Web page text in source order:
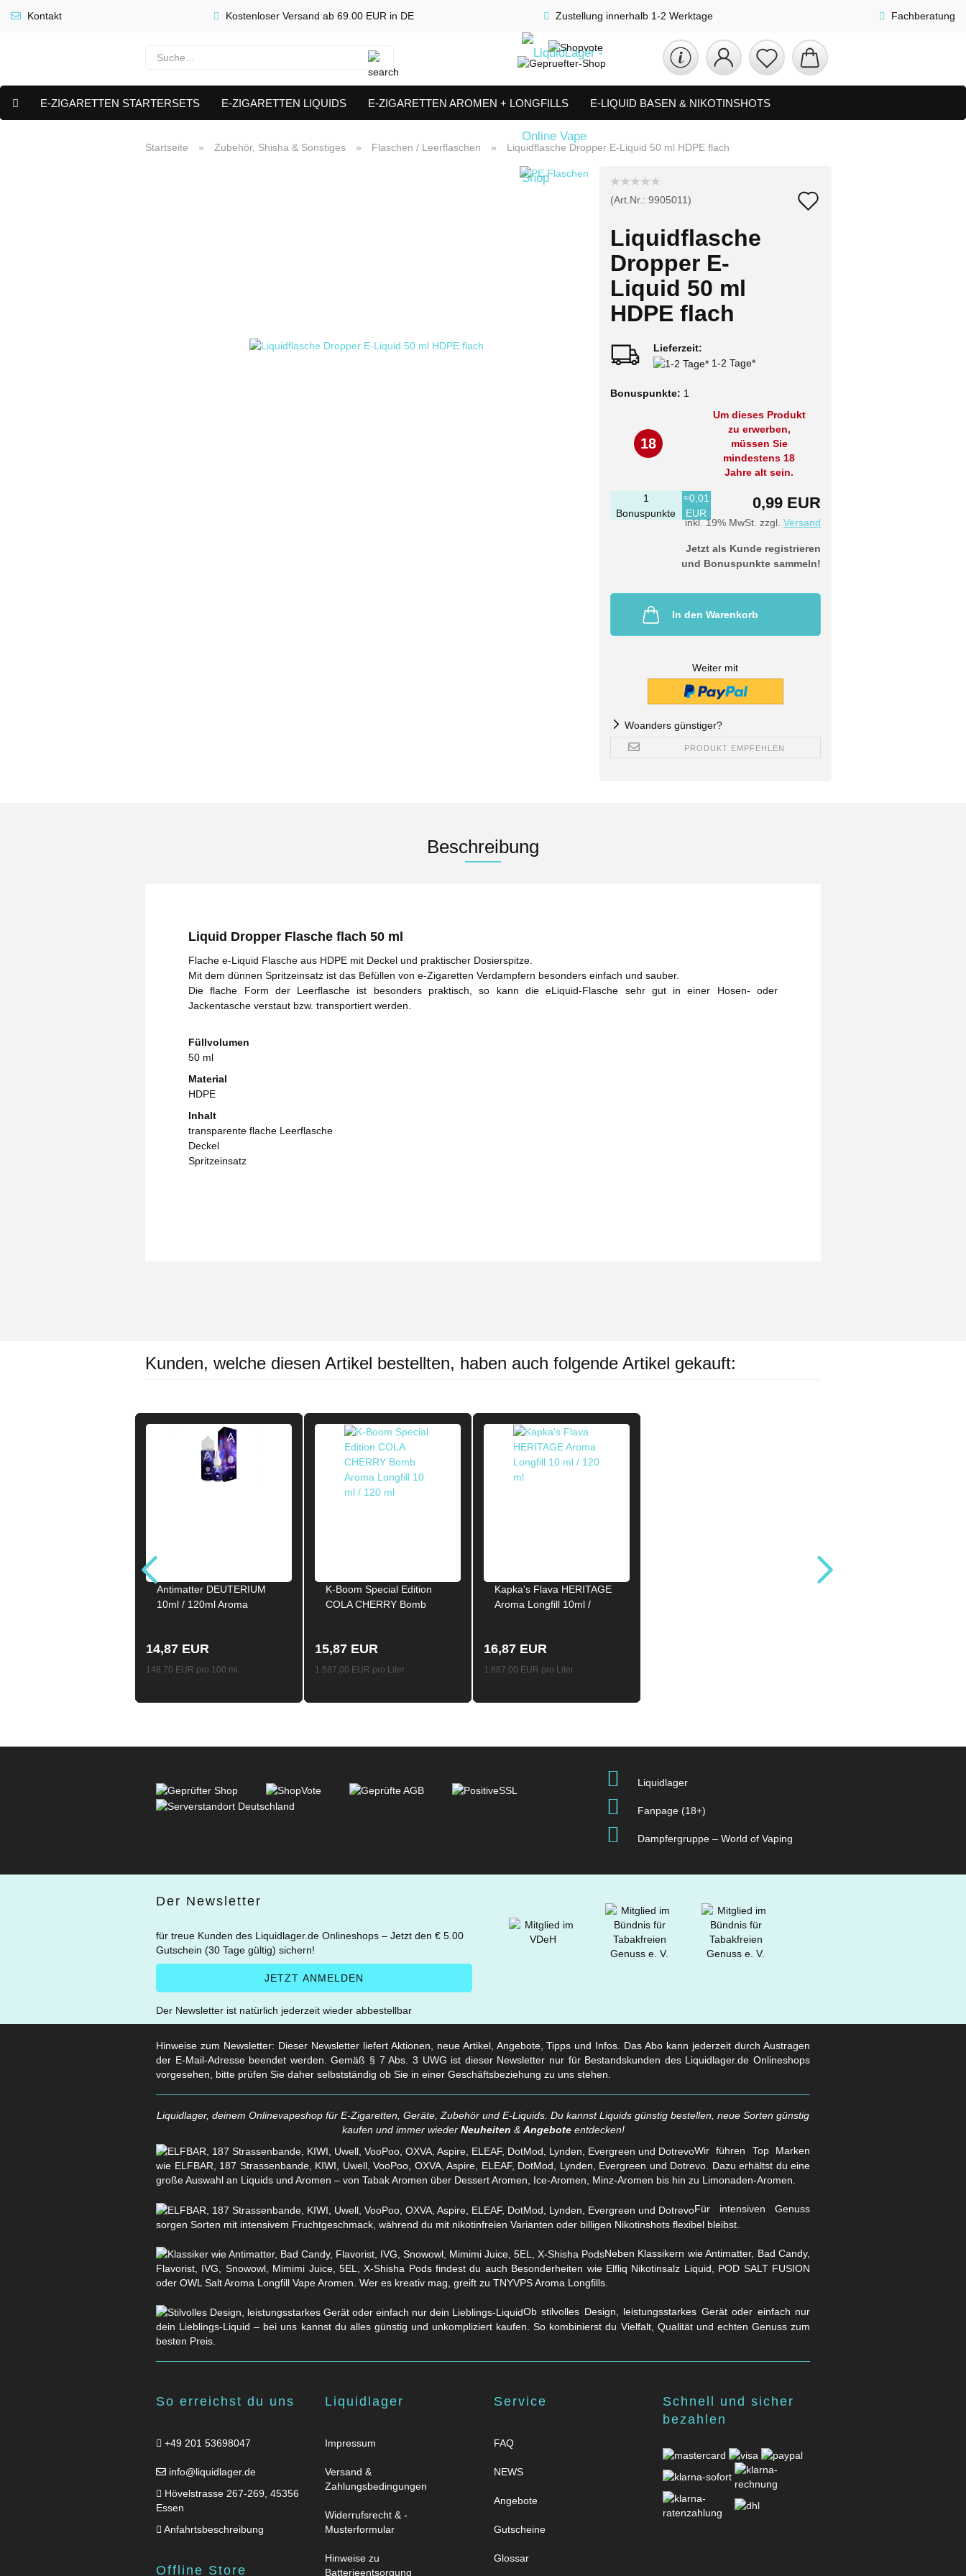
Kontakt Kostenloser Versand ab 69.00 EUR in DE Zustellung innerhalb 1-2 Werktage Fachberatung
E-ZIGARETTEN STARTERSETS E-ZIGARETTEN LIQUIDS E-ZIGARETTEN AROMEN + LONGFILLS E-LIQUID BASEN & NIKOTINSHOTS
VERDAMPFER & COILS AKKUTRÄGER & SETS
Startseite » Zubehör, Shisha & Sonstiges » Flaschen / Leerflaschen » Liquidflasche Dropper E-Liquid 50 ml HDPE flach
(Art.Nr.: 9905011)
Liquidflasche
Dropper E-
Liquid 50 ml
HDPE flach
Lieferzeit:
1-2 Tage*
Bonuspunkte: 1
18
Um dieses Produkt
zu erwerben,
müssen Sie
mindestens 18
Jahre alt sein.
0,99 EUR
inkl. 19% MwSt. zzgl. Versand
1
Bonuspunkte
≈0,01
EUR
Jetzt als Kunde registrieren
und Bonuspunkte sammeln!
In den Warenkorb
Weiter mit
Woanders günstiger?
PRODUKT EMPFEHLEN
Beschreibung
Liquid Dropper Flasche flach 50 ml
Flache e-Liquid Flasche aus HDPE mit Deckel und praktischer Dosierspitze.
Mit dem dünnen Spritzeinsatz ist das Befüllen von e-Zigaretten Verdampfern besonders einfach und sauber.
Die flache Form der Leerflasche ist besonders praktisch, so kann die eLiquid-Flasche sehr gut in einer Hosen- oder
Jackentasche verstaut bzw. transportiert werden.
Füllvolumen
50 ml
Material
HDPE
Inhalt
transparente flache Leerflasche
Deckel
Spritzeinsatz
Kunden, welche diesen Artikel bestellten, haben auch folgende Artikel gekauft:
Antimatter DEUTERIUM
10ml / 120ml Aroma
14,87 EUR
148,70 EUR pro 100 ml
K-Boom Special Edition
COLA CHERRY Bomb
15,87 EUR
1.587,00 EUR pro Liter
Kapka's Flava HERITAGE
Aroma Longfill 10ml /
16,87 EUR
1.687,00 EUR pro Liter
Liquidlager
Fanpage (18+)
Dampfergruppe – World of Vaping
Der Newsletter
für treue Kunden des Liquidlager.de Onlineshops – Jetzt den € 5.00
Gutschein (30 Tage gültig) sichern!
Der Newsletter ist natürlich jederzeit wieder abbestellbar
Hinweise zum Newsletter: Dieser Newsletter liefert Aktionen, neue Artikel, Angebote, Tipps und Infos. Das Abo kann jederzeit durch Austragen
der E-Mail-Adresse beendet werden. Gemäß § 7 Abs. 3 UWG ist dieser Newsletter nur für Bestandskunden des Liquidlager.de Onlineshops
vorgesehen, bitte prüfen Sie daher selbstständig ob Sie in einer Geschäftsbeziehung zu uns stehen.
Liquidlager, deinem Onlinevapeshop für E-Zigaretten, Geräte, Zubehör und E-Liquids. Du kannst Liquids günstig bestellen, neue Sorten günstig
kaufen und immer wieder Neuheiten & Angeboteentdecken!
Wir führen Top Marken
wie ELFBAR, 187 Strassenbande, KIWI, Uwell, VooPoo, OXVA, Aspire, ELEAF, DotMod, Lynden, Evergreen und Dotrevo. Dazu erhältst du eine
große Auswahl an Liquids und Aromen – von Tabak Aromen über Dessert Aromen, Ice-Aromen, Minz-Aromen bis hin zu Limonaden-Aromen.
Für intensiven Genuss
sorgen Sorten mit intensivem Fruchtgeschmack, während du mit nikotinfreien Varianten oder billigen Nikotinshots flexibel bleibst.
Neben Klassikern wie Antimatter, Bad Candy,
Flavorist, IVG, Snowowl, Mimimi Juice, 5EL, X-Shisha Pods findest du auch Besonderheiten wie Elfliq Nikotinsalz Liquid, POD SALT FUSION
oder OWL Salt Aroma Longfill Vape Aromen. Wer es kreativ mag, greift zu TNYVPS Aroma Longfills.
Ob stilvolles Design, leistungsstarkes Gerät oder einfach nur
dein Lieblings-Liquid – bei uns kannst du alles günstig und unkompliziert kaufen. So kombinierst du Vielfalt, Qualität und echten Genuss zum
besten Preis.
So erreichst du uns
+49 201 53698047
info@liquidlager.de
Hövelstrasse 267-269, 45356
Essen
Anfahrtsbeschreibung
Offline Store
Liquidlager
Impressum
Versand &
Zahlungsbedingungen
Widerrufsrecht & -
Musterformular
Hinweise zu
Batterieentsorgung
Service
FAQ
NEWS
Angebote
Gutscheine
Glossar
Schnell und sicher
bezahlen